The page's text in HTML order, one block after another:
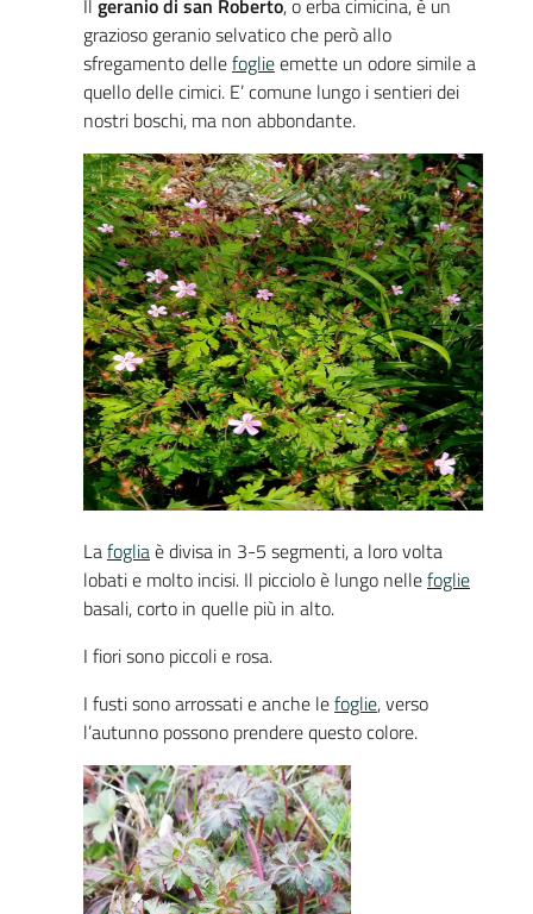
Il geranio di san Roberto, o erba cimicina, è un
grazioso geranio selvatico che però allo
sfregamento dellefoglieemette un odore simile a
quello delle cimici. E’ comune lungo i sentieri dei
nostri boschi, ma non abbondante.
Lafogliaè divisa in 3-5 segmenti, a loro volta
lobati e molto incisi. Il picciolo è lungo nellefoglie
basali, corto in quelle più in alto.
I fiori sono piccoli e rosa.
I fusti sono arrossati e anche lefoglie, verso
l’autunno possono prendere questo colore.